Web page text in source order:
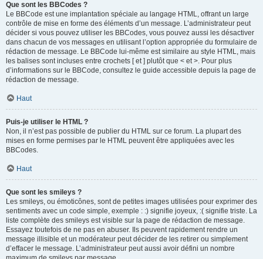
Que sont les BBCodes ?
Le BBCode est une implantation spéciale au langage HTML, offrant un large
contrôle de mise en forme des éléments d’un message. L’administrateur peut
décider si vous pouvez utiliser les BBCodes, vous pouvez aussi les désactiver
dans chacun de vos messages en utilisant l’option appropriée du formulaire de
rédaction de message. Le BBCode lui-même est similaire au style HTML, mais
les balises sont incluses entre crochets [ et ] plutôt que < et >. Pour plus
d’informations sur le BBCode, consultez le guide accessible depuis la page de
rédaction de message.
Haut
Puis-je utiliser le HTML ?
Non, il n’est pas possible de publier du HTML sur ce forum. La plupart des
mises en forme permises par le HTML peuvent être appliquées avec les
BBCodes.
Haut
Que sont les smileys ?
Les smileys, ou émoticônes, sont de petites images utilisées pour exprimer des
sentiments avec un code simple, exemple : :) signifie joyeux, :( signifie triste. La
liste complète des smileys est visible sur la page de rédaction de message.
Essayez toutefois de ne pas en abuser. Ils peuvent rapidement rendre un
message illisible et un modérateur peut décider de les retirer ou simplement
d’effacer le message. L’administrateur peut aussi avoir défini un nombre